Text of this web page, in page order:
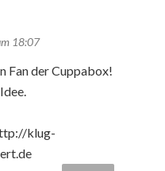
18:07
Fan der Cuppabox!
klug-